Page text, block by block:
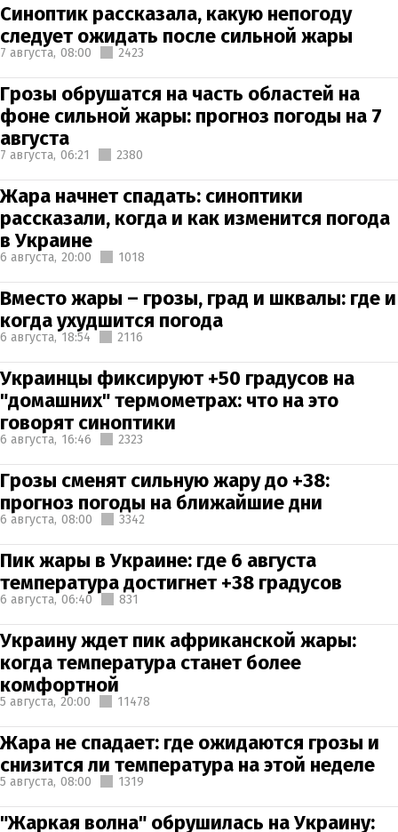
Синоптик рассказала, какую непогоду
следует ожидать после сильной жары
7 августа, 08:00 2423
Грозы обрушатся на часть областей на
фоне сильной жары: прогноз погоды на 7
августа
7 августа, 06:21 2380
Жара начнет спадать: синоптики
рассказали, когда и как изменится погода
в Украине
6 августа, 20:00 1018
Вместо жары – грозы, град и шквалы: где и
когда ухудшится погода
6 августа, 18:54 2116
Украинцы фиксируют +50 градусов на
"домашних" термометрах: что на это
говорят синоптики
6 августа, 16:46 2323
Грозы сменят сильную жару до +38:
прогноз погоды на ближайшие дни
6 августа, 08:00 3342
Пик жары в Украине: где 6 августа
температура достигнет +38 градусов
6 августа, 06:40 831
Украину ждет пик африканской жары:
когда температура станет более
комфортной
5 августа, 20:00 11478
Жара не спадает: где ожидаются грозы и
снизится ли температура на этой неделе
5 августа, 08:00 1319
"Жаркая волна" обрушилась на Украину: